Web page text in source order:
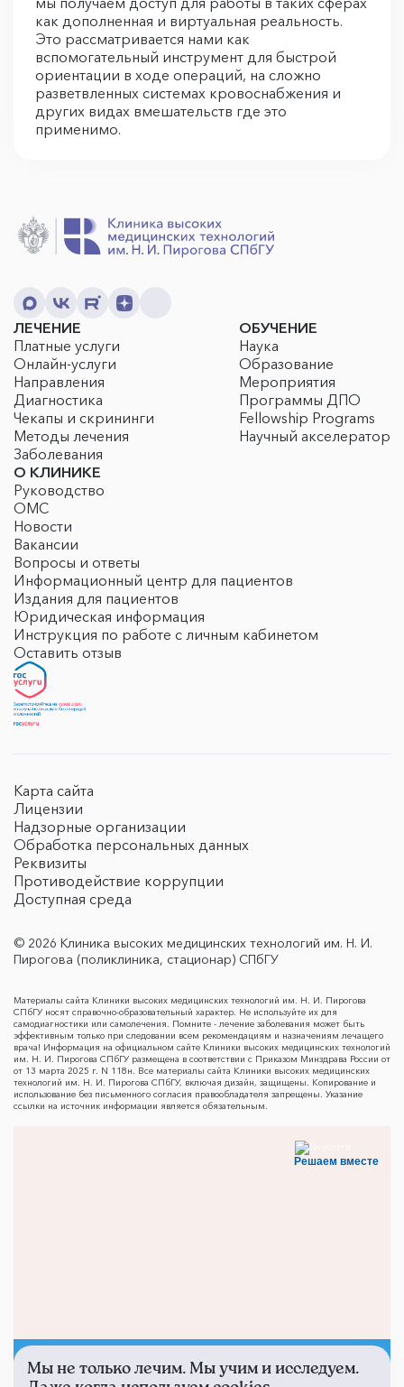
ЛЕЧЕНИЕ
Платные услуги
Онлайн-услуги
Направления
Диагностика
Чекапы и скрининги
Методы лечения
Заболевания
ОБУЧЕНИЕ
Наука
Образование
Мероприятия
Программы ДПО
Fellowship Programs
Научный акселератор
О КЛИНИКЕ
Руководство
ОМС
Новости
Вакансии
Вопросы и ответы
Информационный центр для пациентов
Издания для пациентов
Юридическая информация
Инструкция по работе с личным кабинетом
Оставить отзыв
Карта сайта
Лицензии
Надзорные организации
Обработка персональных данных
Реквизиты
Противодействие коррупции
Доступная среда
© 2026 Клиника высоких медицинских технологий им. Н. И.
Пирогова (поликлиника, стационар) СПбГУ
Материалы сайта Клиники высоких медицинских технологий им. Н. И. Пирогова
СПбГУ носят справочно-образовательный характер. Не используйте их для
самодиагностики или самолечения. Помните - лечение заболевания может быть
эффективным только при следовании всем рекомендациям и назначениям лечащего
врача! Информация на официальном сайте Клиники высоких медицинских технологий
им. Н. И. Пирогова СПбГУ размещена в соответствии с Приказом Минздрава России от
от 13 марта 2025 г. N 118н. Все материалы сайта Клиники высоких медицинских
технологий им. Н. И. Пирогова СПбГУ, включая дизайн, защищены. Копирование и
использование без письменного согласия правообладателя запрещены. Указание
ссылки на источник информации является обязательным.
Решаем вместе
Не смогли записаться к
Мы не только лечим. Мы учим и исследуем.